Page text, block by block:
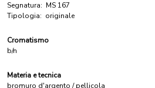
Segnatura: MS 167
Tipologia: originale
Cromatismo
b/n
Materia e tecnica
bromuro d'argento / pellicola